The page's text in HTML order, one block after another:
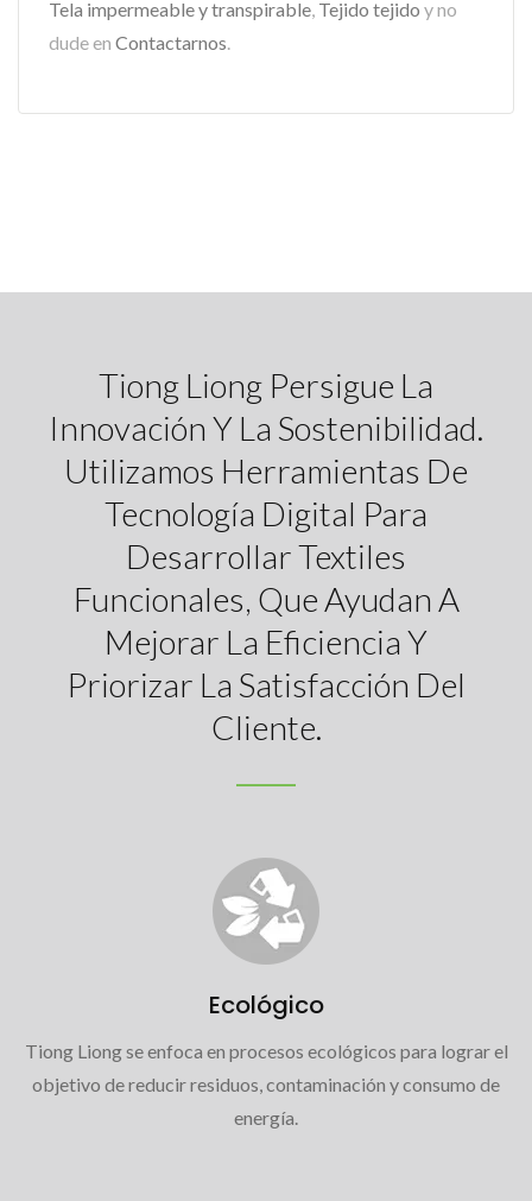
Tela impermeable y transpirable, Tejido tejido y no
dude en Contactarnos.
Tiong Liong Persigue La
Innovación Y La Sostenibilidad.
Utilizamos Herramientas De
Tecnología Digital Para
Desarrollar Textiles
Funcionales, Que Ayudan A
Mejorar La Eficiencia Y
Priorizar La Satisfacción Del
Cliente.
Ecológico
Tiong Liong se enfoca en procesos ecológicos para lograr el
objetivo de reducir residuos, contaminación y consumo de
energía.